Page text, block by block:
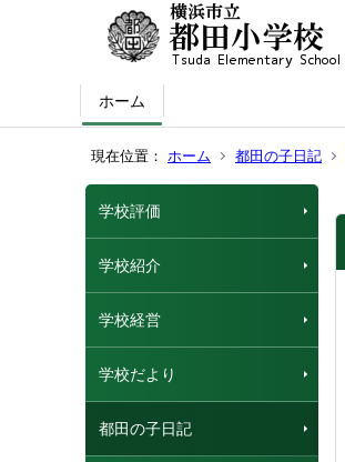
ホーム
現在位置： ホーム 都田の子日記
学校評価
学校紹介
学校経営
学校だより
都田の子日記